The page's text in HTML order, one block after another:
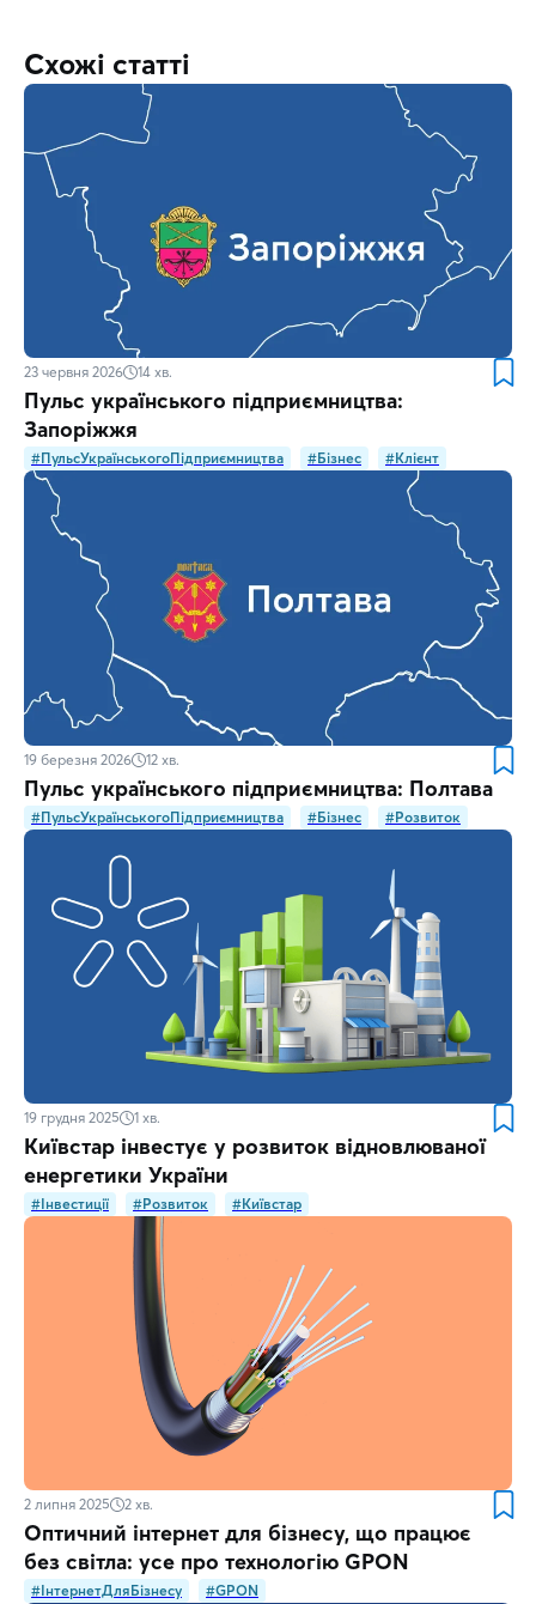
Схожі статті
23 червня 2026 14 хв.
Пульс українського підприємництва:
Запоріжжя
#ПульсУкраїнськогоПідприємництва #Бізнес #Клієнт
19 березня 2026 12 хв.
Пульс українського підприємництва: Полтава
#ПульсУкраїнськогоПідприємництва #Бізнес #Розвиток
19 грудня 2025 1 хв.
Київстар інвестує у розвиток відновлюваної
енергетики України
#Інвестиції #Розвиток #Київстар
2 липня 2025 2 хв.
Оптичний інтернет для бізнесу, що працює
без світла: усе про технологію GPON
#ІнтернетДляБізнесу #GPON